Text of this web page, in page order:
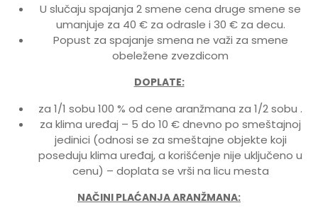
U slučaju spajanja 2 smene cena druge smene se
umanjuje za 40 € za odrasle i 30 € za decu.
Popust za spajanje smena ne važi za smene
obeležene zvezdicom
DOPLATE:
za 1/1 sobu 100 % od cene aranžmana za 1/2 sobu .
za klima uređaj – 5 do 10 € dnevno po smeštajnoj
jedinici (odnosi se za smeštajne objekte koji
poseduju klima uređaj, a korišćenje nije uključeno u
cenu) – doplata se vrši na licu mesta
NAČINI PLAĆANJA ARANŽMANA: